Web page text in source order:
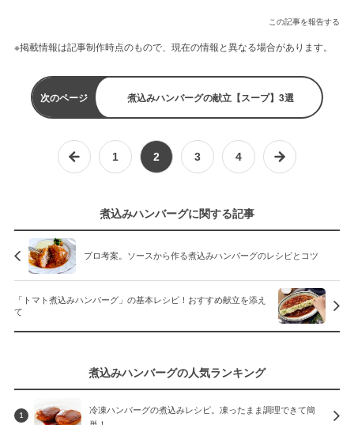
この記事を報告する
※掲載情報は記事制作時点のもので、現在の情報と異なる場合があります。
次のページ 煮込みハンバーグの献立【スープ】3選
1 2 3 4
煮込みハンバーグに関する記事
プロ考案。ソースから作る煮込みハンバーグのレシピとコツ
「トマト煮込みハンバーグ」の基本レシピ！おすすめ献立を添え
て
煮込みハンバーグの人気ランキング
1
冷凍ハンバーグの煮込みレシピ。凍ったまま調理できて簡